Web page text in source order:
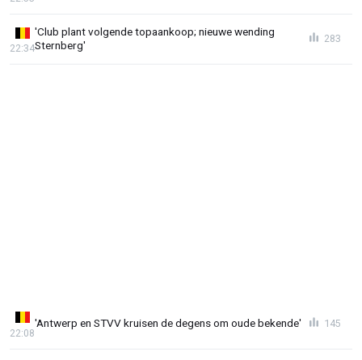
'Club plant volgende topaankoop; nieuwe wending
Sternberg'
22:34
283
'Antwerp en STVV kruisen de degens om oude bekende'
22:08
145